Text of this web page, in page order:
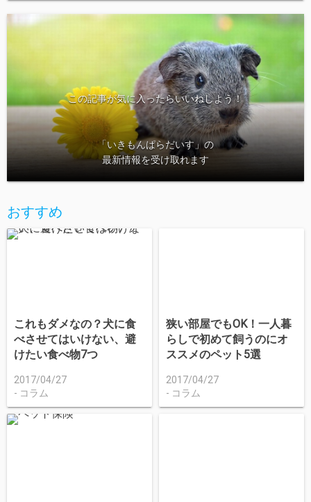
この記事が気に入ったらいいねしよう！
「いきもんぱらだいす」の
最新情報を受け取れます
おすすめ
これもダメなの？犬に食
べさせてはいけない、避
けたい食べ物7つ
2017/04/27
コラム
狭い部屋でもOK！一人暮
らしで初めて飼うのにオ
ススメのペット5選
2017/04/27
コラム